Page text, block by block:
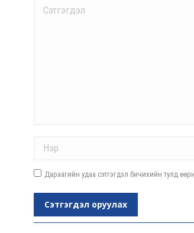
Comment
Дараагийн удаа сэтгэгдэл бичихийн тулд
Сэтгэгдэл оруулах